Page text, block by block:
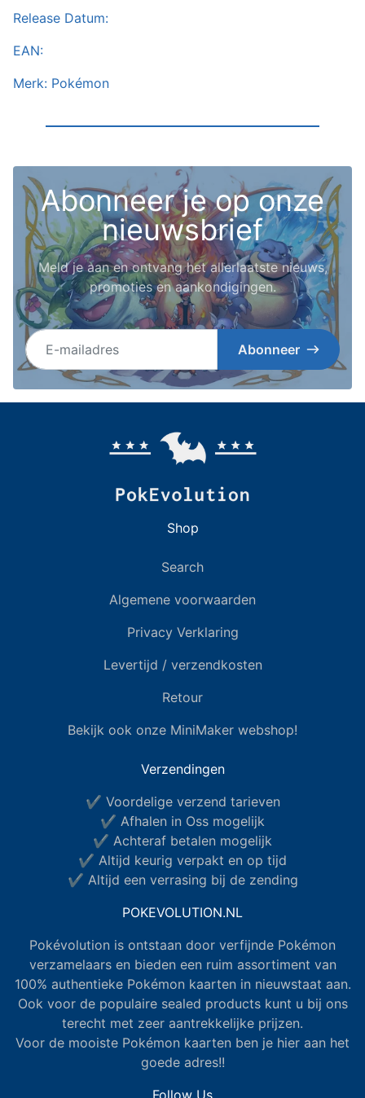
Release Datum:
EAN:
Merk: Pokémon
Abonneer je op onze
nieuwsbrief
Meld je aan en ontvang het allerlaatste nieuws,
promoties en aankondigingen.
E-mailadres
Abonneer
Shop
Search
Algemene voorwaarden
Privacy Verklaring
Levertijd / verzendkosten
Retour
Bekijk ook onze MiniMaker webshop!
Verzendingen
✔ Voordelige verzend tarieven
✔ Afhalen in Oss mogelijk
✔ Achteraf betalen mogelijk
✔ Altijd keurig verpakt en op tijd
✔ Altijd een verrasing bij de zending
POKEVOLUTION.NL
Pokévolution is ontstaan door verfijnde Pokémon
verzamelaars en bieden een ruim assortiment van
100% authentieke Pokémon kaarten in nieuwstaat aan.
Ook voor de populaire sealed products kunt u bij ons
terecht met zeer aantrekkelijke prijzen.
Voor de mooiste Pokémon kaarten ben je hier aan het
goede adres!!